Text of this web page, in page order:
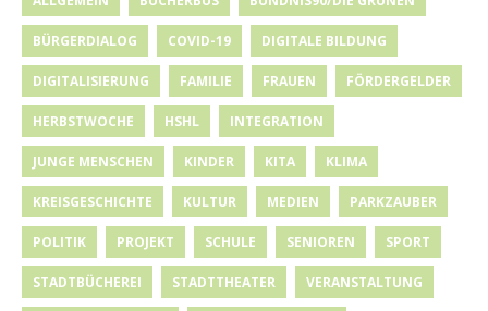
BÜRGERDIALOG COVID-19 DIGITALE BILDUNG
DIGITALISIERUNG FAMILIE FRAUEN FÖRDERGELDER
HERBSTWOCHE HSHL INTEGRATION
JUNGE MENSCHEN KINDER KITA KLIMA
KREISGESCHICHTE KULTUR MEDIEN PARKZAUBER
POLITIK PROJEKT SCHULE SENIOREN SPORT
STADTBÜCHEREI STADTTHEATER VERANSTALTUNG